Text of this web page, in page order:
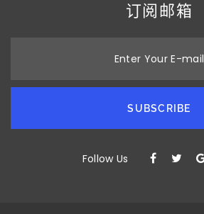
订阅邮箱
Enter Your E-mail
SUBSCRIBE
Follow Us